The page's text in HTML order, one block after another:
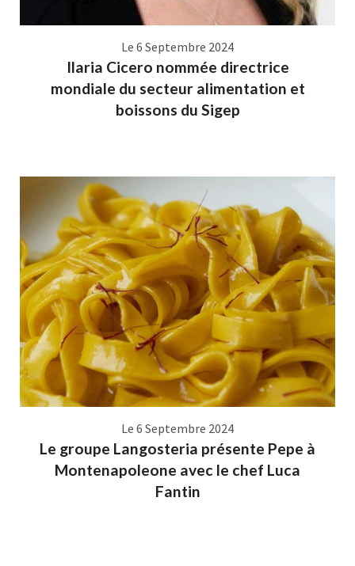
Le 6 Septembre 2024
Ilaria Cicero nommée directrice
mondiale du secteur alimentation et
boissons du Sigep
Le 6 Septembre 2024
Le groupe Langosteria présente Pepe à
Montenapoleone avec le chef Luca
Fantin